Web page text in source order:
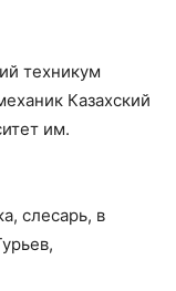
техникум
Казахский
им.
слесарь, в